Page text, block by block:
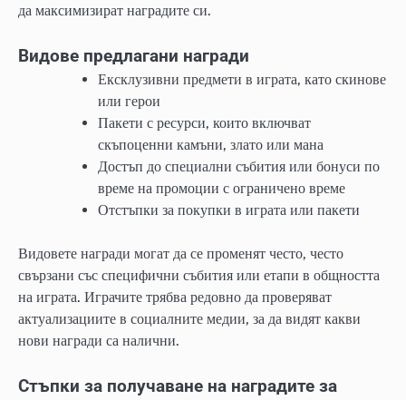
да максимизират наградите си.
Видове предлагани награди
Ексклузивни предмети в играта, като скинове
или герои
Пакети с ресурси, които включват
скъпоценни камъни, злато или мана
Достъп до специални събития или бонуси по
време на промоции с ограничено време
Отстъпки за покупки в играта или пакети
Видовете награди могат да се променят често, често
свързани със специфични събития или етапи в общността
на играта. Играчите трябва редовно да проверяват
актуализациите в социалните медии, за да видят какви
нови награди са налични.
Стъпки за получаване на наградите за